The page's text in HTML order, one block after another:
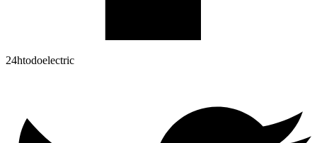
24htodoelectric